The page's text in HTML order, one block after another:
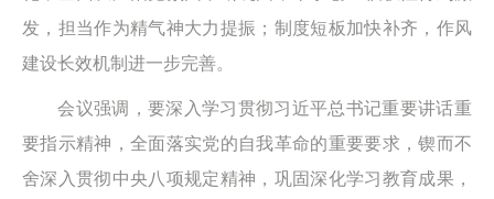
发，担当作为精气神大力提振；制度短板加快补齐，作风
建设长效机制进一步完善。
会议强调，要深入学习贯彻习近平总书记重要讲话重
要指示精神，全面落实党的自我革命的重要要求，锲而不
舍深入贯彻中央八项规定精神，巩固深化学习教育成果，